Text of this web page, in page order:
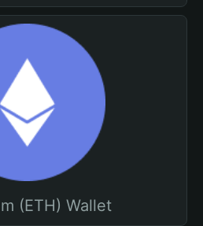
(ETH) Wallet